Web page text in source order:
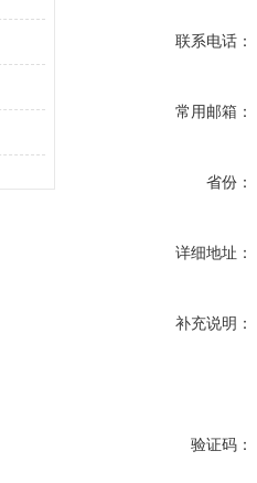
联系电话：
常用邮箱：
省份：
详细地址：
补充说明：
验证码：